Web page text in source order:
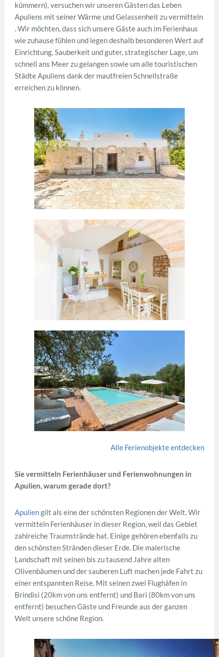
kümmern), versuchen wir unseren Gästen das Leben
Apuliens mit seiner Wärme und Gelassenheit zu vermitteln
. Wir möchten, dass sich unsere Gäste auch im Ferienhaus
wie zuhause fühlen und legen deshalb besonderen Wert auf
Einrichtung, Sauberkeit und guter, strategischer Lage, um
schnell ans Meer zu gelangen sowie um alle touristischen
Städte Apuliens dank der mautfreien Schnellstraße
erreichen zu können.
Alle Ferienobjekte entdecken
Sie vermitteln Ferienhäuser und Ferienwohnungen in
Apulien, warum gerade dort?
Apuliengilt als eine der schönsten Regionen der Welt. Wir
vermitteln Ferienhäuser in dieser Region, weil das Gebiet
zahlreiche Traumstrände hat. Einige gehören ebenfalls zu
den schönsten Stränden dieser Erde. Die malerische
Landschaft mit seinen bis zu tausend Jahre alten
Olivenbäumen und der sauberen Luft machen jede Fahrt zu
einer entspannten Reise. Mit seinen zwei Flughäfen in
Brindisi (20km von uns entfernt) und Bari (80km von uns
entfernt) besuchen Gäste und Freunde aus der ganzen
Welt unsere schöne Region.